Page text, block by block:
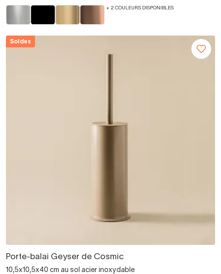
+ 2 COULEURS DISPONIBLES
Soldes
Porte-balai Geyser de Cosmic
10,5x10,5x40 cm au sol acier inoxydable